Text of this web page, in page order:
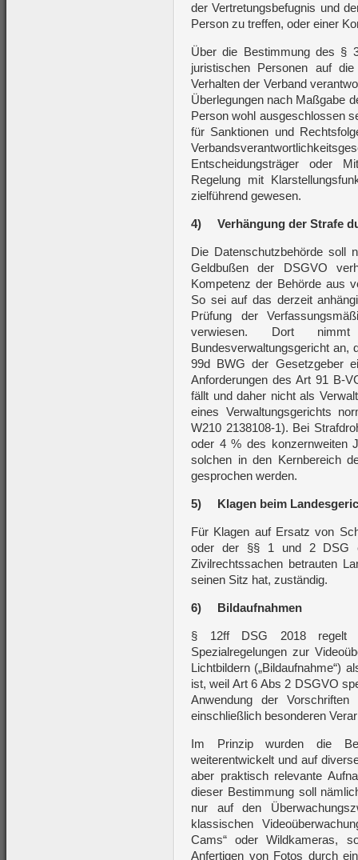
der Vertretungsbefugnis und
Person zu treffen, oder einer
Über die Bestimmung des §
juristischen Personen auf
Verhalten der Verband
Überlegungen nach Maßgabe
Person wohl ausgeschlossen
für Sanktionen und
Entscheidungsträger oder
Regelung mit
zielführend gewesen.
4) Verhängung der Strafe
Die Datenschutzbehörde soll
Geldbußen der DSGVO
Kompetenz der Behörde aus
So sei auf das derzeit
Prüfung der
verwiesen. Dort
Bundesverwaltungsgericht an,
99d BWG der Gesetzgeber
Anforderungen des Art 91 B-
fällt und daher nicht als
eines Verwaltungsgerichts
W210 2138108-1). Bei
oder 4 % des konzernweiten
solchen in den Kernbereich
gesprochen werden.
5) Klagen beim
Für Klagen auf Ersatz von
oder der §§ 1 und 2 DSG
Zivilrechtssachen betrauten
seinen Sitz hat, zuständig.
6) Bildaufnahmen
§ 12ff DSG 2018 regelt
Spezialregelungen zur
Lichtbildern („Bildaufnahme“)
ist, weil Art 6 Abs 2 DSGVO
Anwendung der
einschließlich besonderen
Im Prinzip wurden die
weiterentwickelt und auf
aber praktisch relevante
dieser Bestimmung soll
nur auf den
klassischen
Cams“ oder Wildkameras,
Anfertigen von Fotos durch